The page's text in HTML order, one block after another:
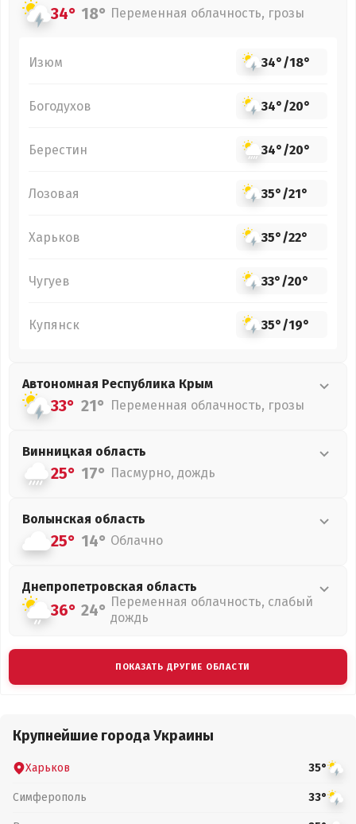
34° 18° Переменная облачность, грозы
Изюм 34°/18°
Богодухов 34°/20°
Берестин 34°/20°
Лозовая 35°/21°
Харьков 35°/22°
Чугуев 33°/20°
Купянск 35°/19°
Автономная Республика Крым
33° 21° Переменная облачность, грозы
Винницкая область
25° 17° Пасмурно, дождь
Волынская область
25° 14° Облачно
Днепропетровская область
36° 24° Переменная облачность, слабый
дождь
ПОКАЗАТЬ ДРУГИЕ ОБЛАСТИ
Крупнейшие города Украины
Харьков 35°
Симферополь 33°